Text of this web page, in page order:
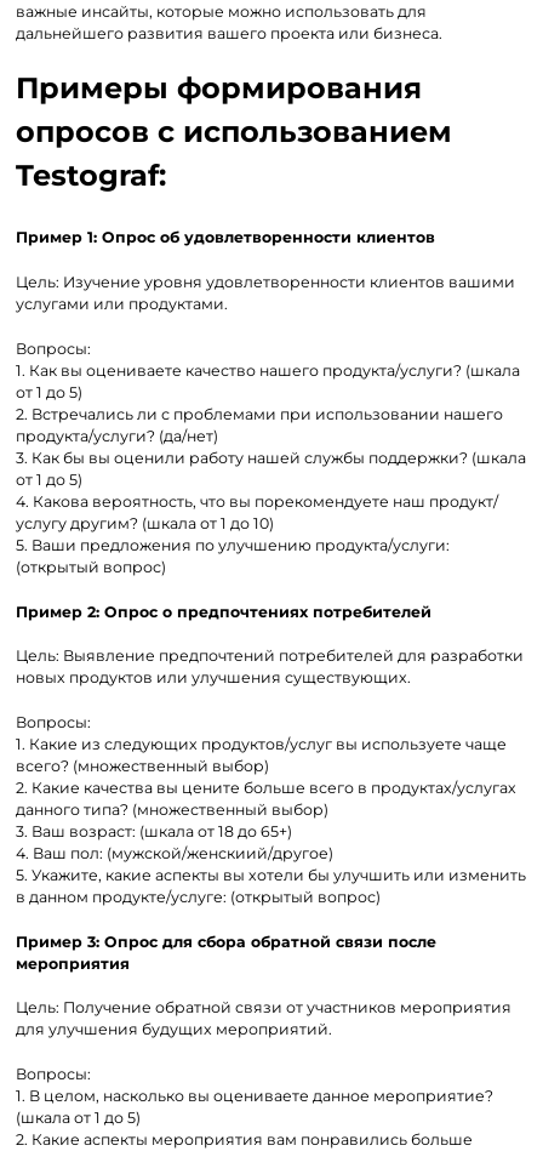
важные инсайты, которые можно использовать для
дальнейшего развития вашего проекта или бизнеса.
Примеры формирования
опросов с использованием
Testograf:
Пример 1: Опрос об удовлетворенности клиентов
Цель: Изучение уровня удовлетворенности клиентов вашими
услугами или продуктами.
Вопросы:
1. Как вы оцениваете качество нашего продукта/услуги? (шкала
от 1 до 5)
2. Встречались ли с проблемами при использовании нашего
продукта/услуги? (да/нет)
3. Как бы вы оценили работу нашей службы поддержки? (шкала
от 1 до 5)
4. Какова вероятность, что вы порекомендуете наш продукт/
услугу другим? (шкала от 1 до 10)
5. Ваши предложения по улучшению продукта/услуги:
(открытый вопрос)
Пример 2: Опрос о предпочтениях потребителей
Цель: Выявление предпочтений потребителей для разработки
новых продуктов или улучшения существующих.
Вопросы:
1. Какие из следующих продуктов/услуг вы используете чаще
всего? (множественный выбор)
2. Какие качества вы цените больше всего в продуктах/услугах
данного типа? (множественный выбор)
3. Ваш возраст: (шкала от 18 до 65+)
4. Ваш пол: (мужской/женскиий/другое)
5. Укажите, какие аспекты вы хотели бы улучшить или изменить
в данном продукте/услуге: (открытый вопрос)
Пример 3: Опрос для сбора обратной связи после
мероприятия
Цель: Получение обратной связи от участников мероприятия
для улучшения будущих мероприятий.
Вопросы:
1. В целом, насколько вы оцениваете данное мероприятие?
(шкала от 1 до 5)
2. Какие аспекты мероприятия вам понравились больше